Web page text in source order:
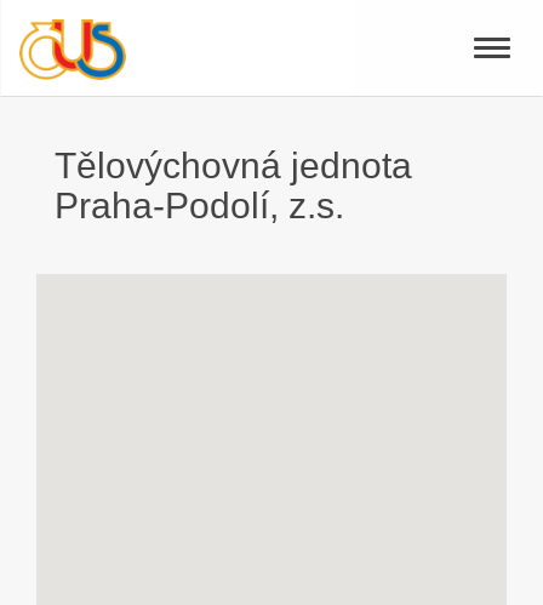
Toggle
Tělovýchovná jednota
Praha-Podolí, z.s.